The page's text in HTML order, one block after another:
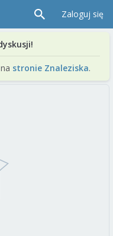
Zaloguj się
stronie Znaleziska.